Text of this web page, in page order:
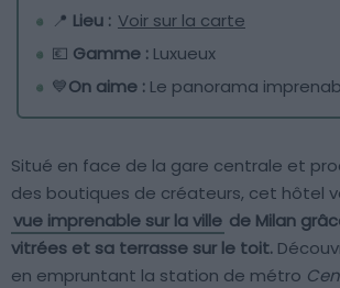
📍 Lieu : Voir sur la carte
💶 Gamme : Luxueux
💙On aime : Le panorama
Situé en face de la gare centrale et
des boutiques de créateurs, cet hôtel
vue imprenable sur la ville de Milan
vitrées et sa terrasse sur le toit.
en empruntant la station de métro